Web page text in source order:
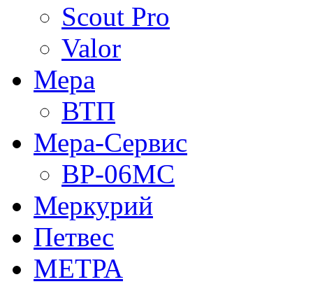
Scout Pro
Valor
Мера
ВТП
Мера-Сервис
ВР-06МС
Меркурий
Петвес
МЕТРА